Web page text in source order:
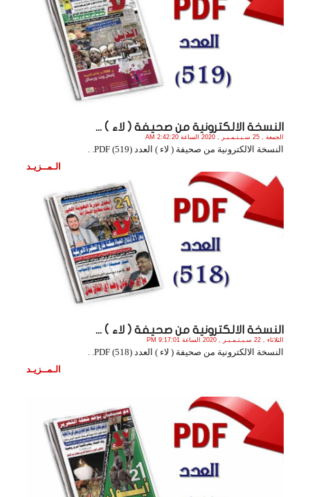
النسخة الالكترونية من صحيفة ( لاء ) ...
الجمعة , 25 سـبـتـمـبـر , 2020 الساعة 2:42:20 AM
النسخة الالكترونية من صحيفة ( لاء ) العدد (519) PDF. .
الـمــزيـد
النسخة الالكترونية من صحيفة ( لاء ) ...
الثلاثاء , 22 سـبـتـمـبـر , 2020 الساعة 9:17:01 PM
النسخة الالكترونية من صحيفة ( لاء ) العدد (518) PDF. .
الـمــزيـد